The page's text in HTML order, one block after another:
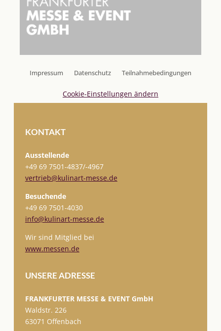
Impressum Datenschutz Teilnahmebedingungen
Cookie-Einstellungen ändern
KONTAKT
Ausstellende
+49 69 7501-4837/-4967
vertrieb@kulinart-messe.de
Besuchende
+49 69 7501-4030
info@kulinart-messe.de
Wir sind Mitglied bei
www.messen.de
UNSERE ADRESSE
FRANKFURTER MESSE & EVENT GmbH
Waldstr. 226
63071 Offenbach